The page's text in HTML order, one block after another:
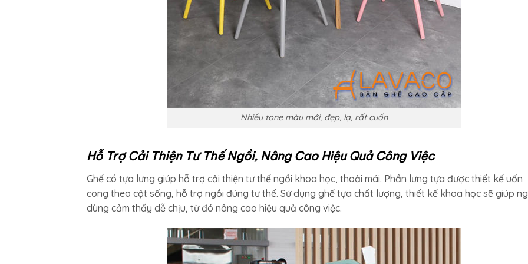
Nhiều tone màu mới, đẹp, lạ, rất cuốn
Hỗ Trợ Cải Thiện Tư Thế Ngồi, Nâng Cao Hiệu Quả Công Việc
Ghế có tựa lưng giúp hỗ trợ cải thiện tư thế ngồi khoa học, thoải mái. Phần lưng tựa được thiết kế uốn
cong theo cột sống, hỗ trợ ngồi đúng tư thế. Sử dụng ghế tựa chất lượng, thiết kế khoa học sẽ giúp
dùng cảm thấy dễ chịu, từ đó nâng cao hiệu quả công việc.